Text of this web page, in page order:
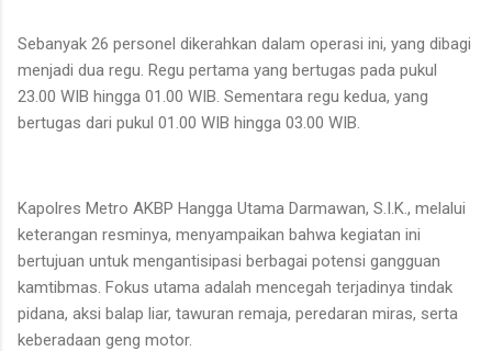
Sebanyak 26 personel dikerahkan dalam operasi ini, yang dibagi
menjadi dua regu. Regu pertama yang bertugas pada pukul
23.00 WIB hingga 01.00 WIB. Sementara regu kedua, yang
bertugas dari pukul 01.00 WIB hingga 03.00 WIB.
Kapolres Metro AKBP Hangga Utama Darmawan, S.I.K., melalui
keterangan resminya, menyampaikan bahwa kegiatan ini
bertujuan untuk mengantisipasi berbagai potensi gangguan
kamtibmas. Fokus utama adalah mencegah terjadinya tindak
pidana, aksi balap liar, tawuran remaja, peredaran miras, serta
keberadaan geng motor.